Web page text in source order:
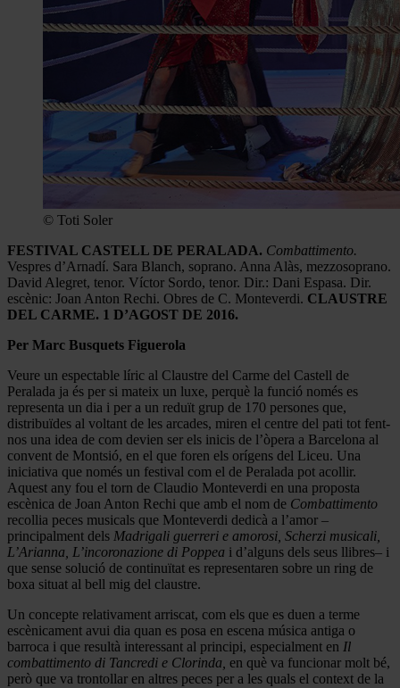
© Toti Soler
FESTIVAL CASTELL DE PERALADA. Combattimento.
Vespres d’Arnadí. Sara Blanch, soprano. Anna Alàs, mezzosoprano.
David Alegret, tenor. Víctor Sordo, tenor. Dir.: Dani Espasa. Dir.
escènic: Joan Anton Rechi. Obres de C. Monteverdi. CLAUSTRE
DEL CARME. 1 D’AGOST DE 2016.
Per Marc Busquets Figuerola
Veure un espectable líric al Claustre del Carme del Castell de
Peralada ja és per si mateix un luxe, perquè la funció només es
representa un dia i per a un reduït grup de 170 persones que,
distribuïdes al voltant de les arcades, miren el centre del pati tot fent-
nos una idea de com devien ser els inicis de l’òpera a Barcelona al
convent de Montsió, en el que foren els orígens del Liceu. Una
iniciativa que només un festival com el de Peralada pot acollir.
Aquest any fou el torn de Claudio Monteverdi en una proposta
escènica de Joan Anton Rechi que amb el nom de Combattimento
recollia peces musicals que Monteverdi dedicà a l’amor –
principalment dels Madrigali guerreri e amorosi, Scherzi musicali,
L’Arianna, L’incoronazione di Poppea i d’alguns dels seus llibres– i
que sense solució de continuïtat es representaren sobre un ring de
boxa situat al bell mig del claustre.
Un concepte relativament arriscat, com els que es duen a terme
escènicament avui dia quan es posa en escena música antiga o
barroca i que resultà interessant al principi, especialment en Il
combattimento di Tancredi e Clorinda, en què va funcionar molt bé,
però que va trontollar en altres peces per a les quals el context de la